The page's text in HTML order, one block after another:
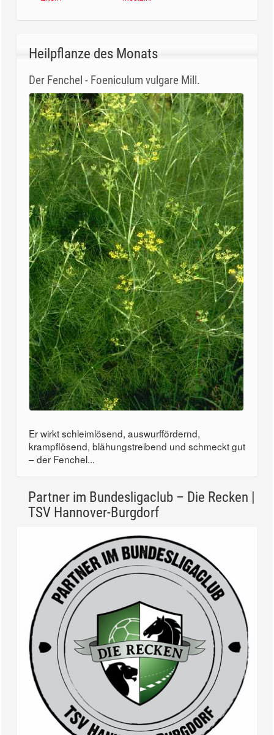
Heilpflanze des Monats
Der Fenchel - Foeniculum vulgare Mill.
Er wirkt schleimlösend, auswurffördernd,
krampflösend, blähungstreibend und schmeckt gut
– der Fenchel...
Partner im Bundesligaclub – Die Recken |
TSV Hannover-Burgdorf